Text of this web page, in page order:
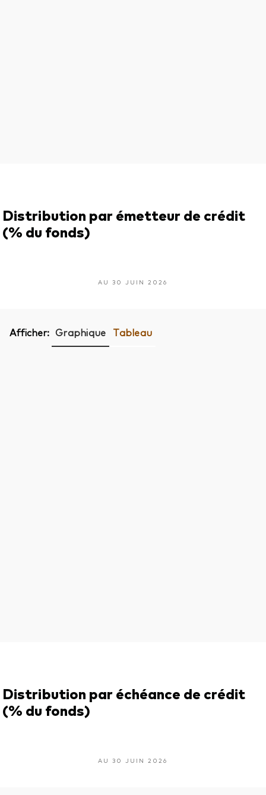
Distribution par émetteur de crédit
(% du fonds)
AU 30 JUIN 2026
Afficher: Graphique Tableau
Distribution par échéance de crédit
(% du fonds)
AU 30 JUIN 2026